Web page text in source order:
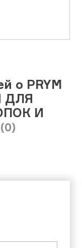
о PRYM
ДЛЯ
И
(0)